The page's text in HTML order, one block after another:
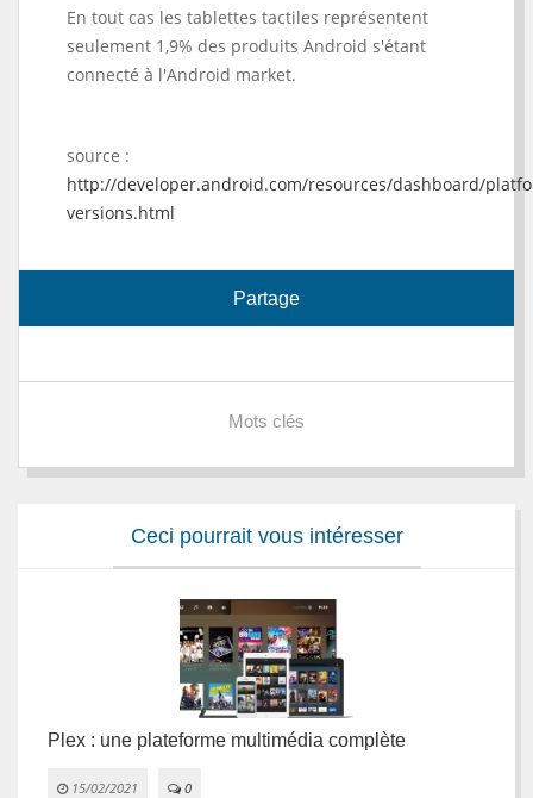
En tout cas les tablettes tactiles représentent
seulement 1,9% des produits Android s'étant
connecté à l'Android market.
source :
http://developer.android.com/resources/dashboard/
versions.html
Partage
Mots clés
Ceci pourrait vous intéresser
Plex : une plateforme multimédia complète
15/02/2021 0